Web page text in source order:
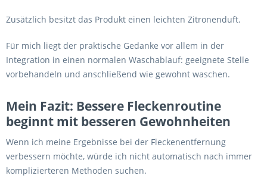
Zusätzlich besitzt das Produkt einen leichten Zitronenduft.
Für mich liegt der praktische Gedanke vor allem in der
Integration in einen normalen Waschablauf: geeignete Stelle
vorbehandeln und anschließend wie gewohnt waschen.
Mein Fazit: Bessere Fleckenroutine
beginnt mit besseren Gewohnheiten
Wenn ich meine Ergebnisse bei der Fleckenentfernung
verbessern möchte, würde ich nicht automatisch nach immer
komplizierteren Methoden suchen.